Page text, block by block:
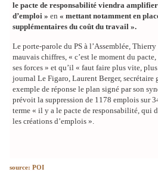
le pacte de responsabilité viendra
d’emploi » en « mettant notamment en
supplémentaires du coût du travail ».
Le porte-parole du PS à l’Assemblée,
mauvais chiffres, « c’est le moment du
ses forces » et qu’il « faut faire plus vite,
journal Le Figaro, Laurent Berger, secrétaire
exemple de réponse le plan signé par son
prévoit la suppression de 1178 emplois sur
terme « il y a le pacte de responsabilité, qui
les créations d’emplois ».
source: POI